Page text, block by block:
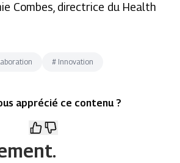
Combes, directrice du Health
# Innovation
apprécié ce contenu ?